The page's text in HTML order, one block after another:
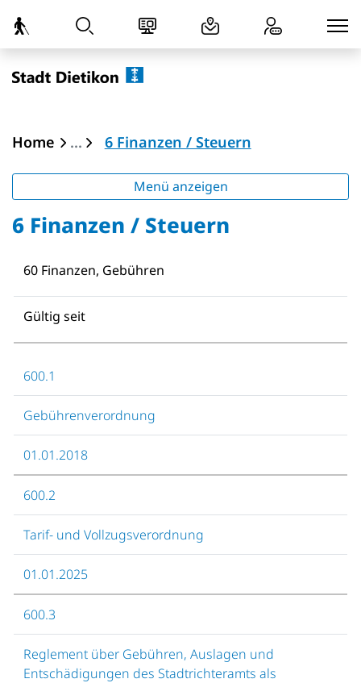
zur Startseite
Direkt zur Hauptnavigation
Direkt zum Inhalt
Direkt zur Suche
Direkt zum Stichwortverzeichnis
Dietikon
Home 6 Finanzen / Steuern(ausgewählt)
Menü anzeigen
6 Finanzen / Steuern
60 Finanzen, Gebühren
Gültig seit
600.1
Gebührenverordnung
01.01.2018
600.2
Tarif- und Vollzugsverordnung
01.01.2025
600.3
Reglement über Gebühren, Auslagen und
Entschädigungen des Stadtrichteramts als